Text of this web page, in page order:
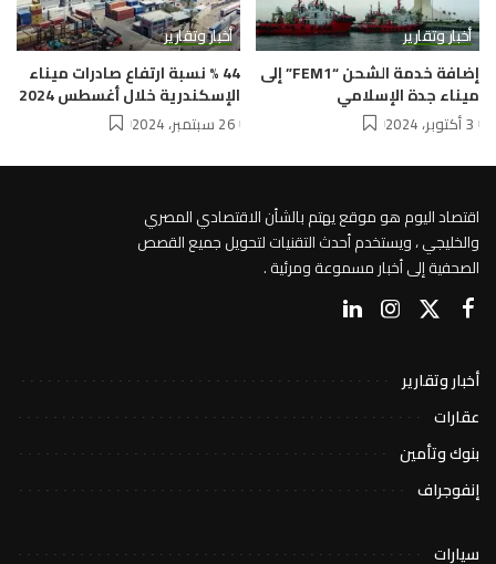
أخبار وتقارير
إضافة خدمة الشحن “FEM1” إلى
ميناء جدة الإسلامي
3 أكتوبر، 2024
أخبار وتقارير
44 % نسبة ارتفاع صادرات ميناء
الإسكندرية خلال أغسطس 2024
26 سبتمبر، 2024
اقتصاد اليوم هو موقع يهتم بالشأن الاقتصادي المصري
والخليجي ، ويستخدم أحدث التقنيات لتحويل جميع القصص
الصحفية إلى أخبار مسموعة ومرئية .
أخبار وتقارير
عقارات
بنوك وتأمين
إنفوجراف
سيارات